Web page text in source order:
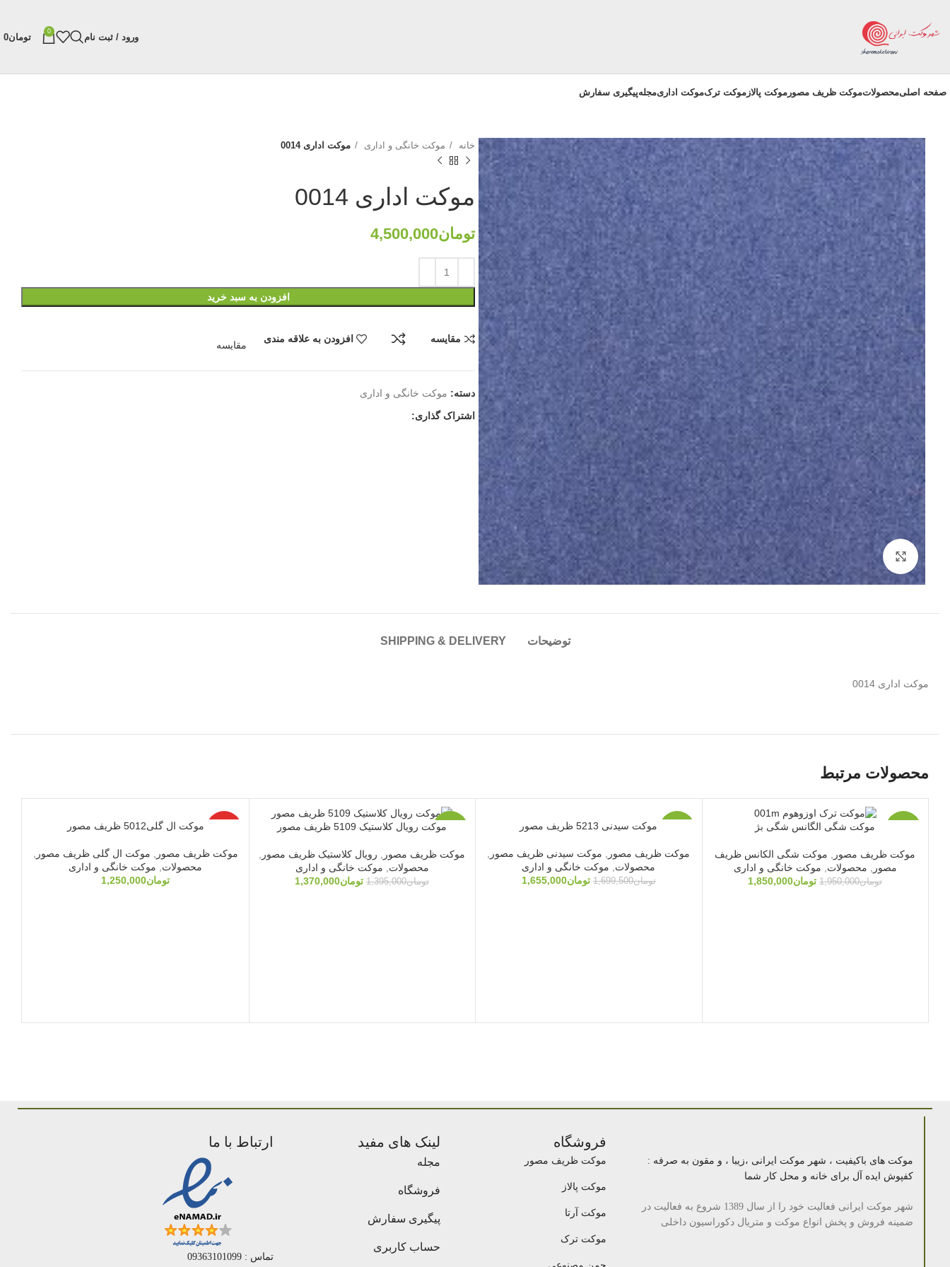
ورود / ثبت نام
0
تومان0
صفحه اصلیمحصولاتموکت ظریف مصور موکت پالاز موکت ترکموکت اداریمجلهپیگیری سفارش
بزرگنمایی تصویر
خانه موکت خانگی و اداری موکت اداری 0014
موکت اداری 0014
تومان4,500,000
افزودن به سبد خرید
مقایسه افزودن به علاقه مندی
مقایسه
دسته: موکت خانگی و اداری
اشتراک گذاری:
توضیحات SHIPPING & DELIVERY
موکت اداری 0014
محصولات مرتبط
موکت شگی الگانس شگی بژ
موکت ظریف مصور
موکت شگی الکانس ظریف
مصور
محصولات موکت خانگی و اداری
تومان1,950,000 تومان1,850,000
موکت سیدنی 5213 ظریف مصور
موکت ظریف مصور موکت سیدنی ظریف مصور
محصولات
موکت خانگی و اداری
تومان1,699,500 تومان1,655,000
-2%
ویژه
موکت رویال کلاستیک 5109 ظریف مصور
موکت ظریف مصور رویال کلاستیک ظریف مصور
محصولات
موکت خانگی و اداری
تومان1,395,000 تومان1,370,000
موکت ال گلی5012 ظریف مصور
موکت ظریف مصور موکت ال گلی ظریف مصور
محصولات
موکت خانگی و اداری
تومان1,250,000
موکت های باکیفیت ، شهر موکت ایرانی ،زیبا ، و مقون به صرفه :
کفپوش ایده آل برای خانه و محل کار شما
شهر موکت ایرانی فعالیت خود را از سال 1389 شروع به فعالیت در
ضمینه فروش و پخش انواع موکت و متریال دکوراسیون داخلی
فروشگاه
موکت ظریف مصور
موکت پالاز
موکت آرتا
موکت ترک
لینک های مفید
مجله
فروشگاه
پیگیری سفارش
حساب کاربری
ارتباط با ما
تماس : 09363101099